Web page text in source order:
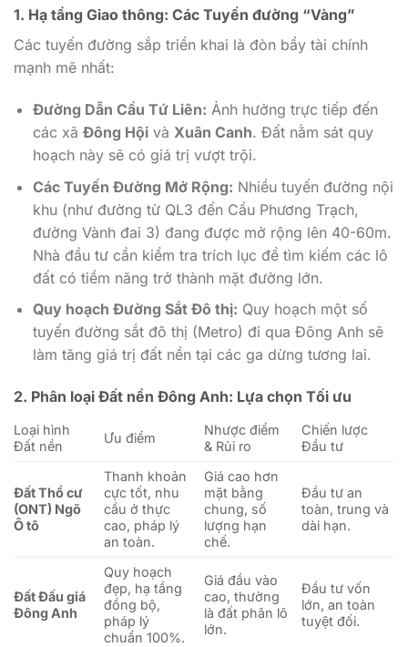
1. Hạ tầng Giao thông: Các Tuyến đường “Vàng”
Các tuyến đường sắp triển khai là đòn bẩy tài chính
mạnh mẽ nhất:
Đường Dẫn Cầu Tứ Liên: Ảnh hưởng trực tiếp đến
các xã Đông Hộivà Xuân Canh. Đất nằm sát quy
hoạch này sẽ có giá trị vượt trội.
Các Tuyến Đường Mở Rộng: Nhiều tuyến đường nội
khu (như đường từ QL3 đến Cầu Phương Trạch,
đường Vành đai 3) đang được mở rộng lên 40-60m.
Nhà đầu tư cần kiểm tra trích lục để tìm kiếm các lô
đất có tiềm năng trở thành mặt đường lớn.
Quy hoạch Đường Sắt Đô thị: Quy hoạch một số
tuyến đường sắt đô thị (Metro) đi qua Đông Anh sẽ
làm tăng giá trị đất nền tại các ga dừng tương lai.
2. Phân loại Đất nền Đông Anh: Lựa chọn Tối ưu
Loại hình
Đất nền
Ưu điểm
Nhược điểm
& Rủi ro
Chiến lược
Đầu tư
Đất Thổ cư
(ONT) Ngõ
Ô tô
Thanh khoản
cực tốt, nhu
cầu ở thực
cao, pháp lý
an toàn.
Giá cao hơn
mặt bằng
chung, số
lượng hạn
chế.
Đầu tư an
toàn, trung và
dài hạn.
Đất Đấu giá
Đông Anh
Quy hoạch
đẹp, hạ tầng
đồng bộ,
pháp lý
chuẩn 100%.
Giá đầu vào
cao, thường
là đất phân lô
lớn.
Đầu tư vốn
lớn, an toàn
tuyệt đối.